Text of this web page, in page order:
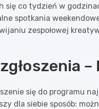
się co tydzień w
spotkania
zespołowej
się do programu
dla siebie sposób: